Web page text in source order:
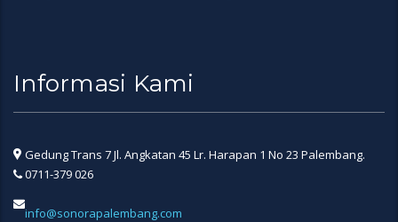
Informasi Kami
Gedung Trans 7 Jl. Angkatan 45 Lr. Harapan 1 No 23 Palembang.
0711-379 026
info@sonorapalembang.com